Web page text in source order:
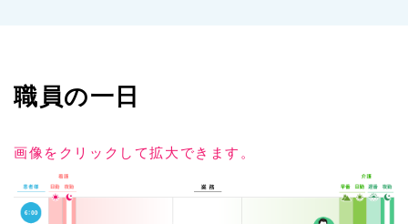
職員の一日
画像をクリックして拡大できます。